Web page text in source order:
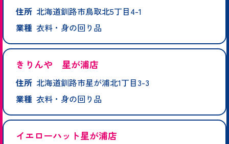
住所 北海道釧路市鳥取北5丁目4-1
業種 衣料・身の回り品
きりんや 星が浦店
住所 北海道釧路市星が浦北1丁目3-3
業種 衣料・身の回り品
イエローハット星が浦店